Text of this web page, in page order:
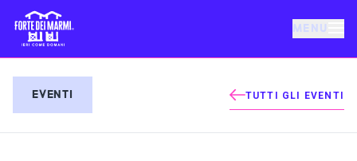
MENU
EVENTI
EVENTI TUTTI GLI EVENTI